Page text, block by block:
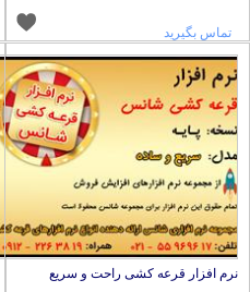
تماس بگیرید
نرم افزار قرعه کشی راحت و سریع